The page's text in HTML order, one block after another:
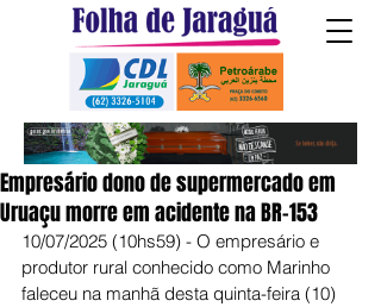
Empresário dono de supermercado em
Uruaçu morre em acidente na BR-153
10/07/2025 (10hs59) - O empresário e
produtor rural conhecido como Marinho
faleceu na manhã desta quinta-feira (10)